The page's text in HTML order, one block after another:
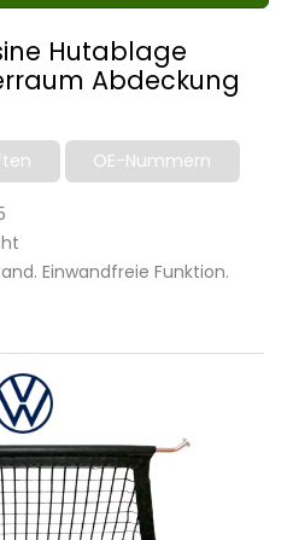
Hutablage
Abdeckung
OE-Nummern
Einwandfreie Funktion.